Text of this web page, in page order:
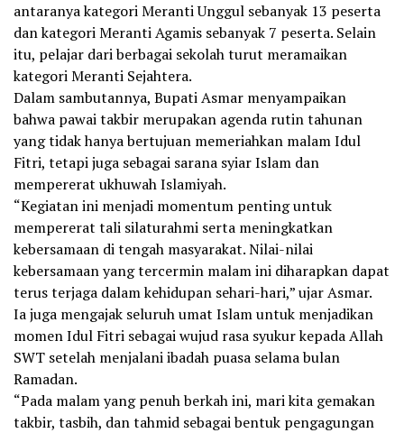
antaranya kategori Meranti Unggul sebanyak 13 peserta
dan kategori Meranti Agamis sebanyak 7 peserta. Selain
itu, pelajar dari berbagai sekolah turut meramaikan
kategori Meranti Sejahtera.
Dalam sambutannya, Bupati Asmar menyampaikan
bahwa pawai takbir merupakan agenda rutin tahunan
yang tidak hanya bertujuan memeriahkan malam Idul
Fitri, tetapi juga sebagai sarana syiar Islam dan
mempererat ukhuwah Islamiyah.
“Kegiatan ini menjadi momentum penting untuk
mempererat tali silaturahmi serta meningkatkan
kebersamaan di tengah masyarakat. Nilai-nilai
kebersamaan yang tercermin malam ini diharapkan dapat
terus terjaga dalam kehidupan sehari-hari,” ujar Asmar.
Ia juga mengajak seluruh umat Islam untuk menjadikan
momen Idul Fitri sebagai wujud rasa syukur kepada Allah
SWT setelah menjalani ibadah puasa selama bulan
Ramadan.
“Pada malam yang penuh berkah ini, mari kita gemakan
takbir, tasbih, dan tahmid sebagai bentuk pengagungan